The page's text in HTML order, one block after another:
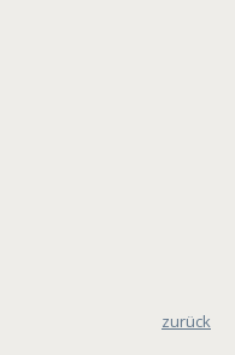
zurück